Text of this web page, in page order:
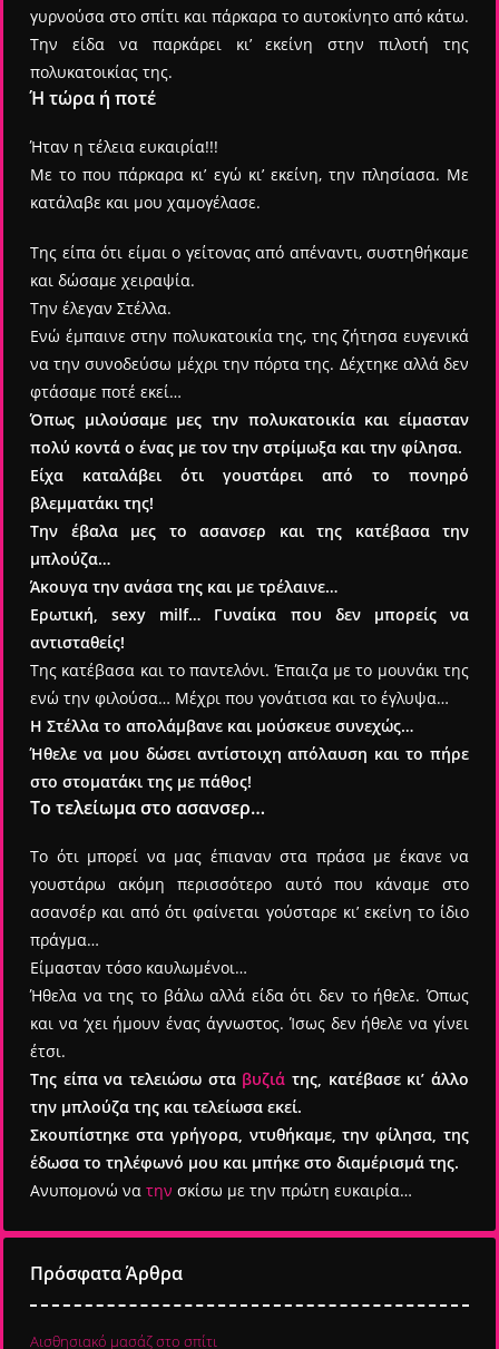
γυρνούσα στο σπίτι και πάρκαρα το αυτοκίνητο από κάτω.
Την είδα να παρκάρει κι’ εκείνη στην πιλοτή της
πολυκατοικίας της.
Ή τώρα ή ποτέ
Ήταν η τέλεια ευκαιρία!!!
Με το που πάρκαρα κι’ εγώ κι’ εκείνη, την πλησίασα. Με
κατάλαβε και μου χαμογέλασε.
Της είπα ότι είμαι ο γείτονας από απέναντι, συστηθήκαμε
και δώσαμε χειραψία.
Την έλεγαν Στέλλα.
Ενώ έμπαινε στην πολυκατοικία της, της ζήτησα ευγενικά
να την συνοδεύσω μέχρι την πόρτα της. Δέχτηκε αλλά δεν
φτάσαμε ποτέ εκεί…
Όπως μιλούσαμε μες την πολυκατοικία και είμασταν
πολύ κοντά ο ένας με τον την στρίμωξα και την φίλησα.
Είχα καταλάβει ότι γουστάρει από το πονηρό
βλεμματάκι της!
Την έβαλα μες το ασανσερ και της κατέβασα την
μπλούζα…
Άκουγα την ανάσα της και με τρέλαινε…
Ερωτική, sexy milf… Γυναίκα που δεν μπορείς να
αντισταθείς!
Της κατέβασα και το παντελόνι. Έπαιζα με το μουνάκι της
ενώ την φιλούσα… Μέχρι που γονάτισα και το έγλυψα…
Η Στέλλα το απολάμβανε και μούσκευε συνεχώς…
Ήθελε να μου δώσει αντίστοιχη απόλαυση και το πήρε
στο στοματάκι της με πάθος!
Το τελείωμα στο ασανσερ…
Το ότι μπορεί να μας έπιαναν στα πράσα με έκανε να
γουστάρω ακόμη περισσότερο αυτό που κάναμε στο
ασανσέρ και από ότι φαίνεται γούσταρε κι’ εκείνη το ίδιο
πράγμα…
Είμασταν τόσο καυλωμένοι…
Ήθελα να της το βάλω αλλά είδα ότι δεν το ήθελε. Όπως
και να ‘χει ήμουν ένας άγνωστος. Ίσως δεν ήθελε να γίνει
έτσι.
Της είπα να τελειώσω στα βυζιά της, κατέβασε κι’ άλλο
την μπλούζα της και τελείωσα εκεί.
Σκουπίστηκε στα γρήγορα, ντυθήκαμε, την φίλησα, της
έδωσα το τηλέφωνό μου και μπήκε στο διαμέρισμά της.
Ανυπομονώ να την σκίσω με την πρώτη ευκαιρία…
Πρόσφατα Άρθρα
Αισθησιακό μασάζ στο σπίτι